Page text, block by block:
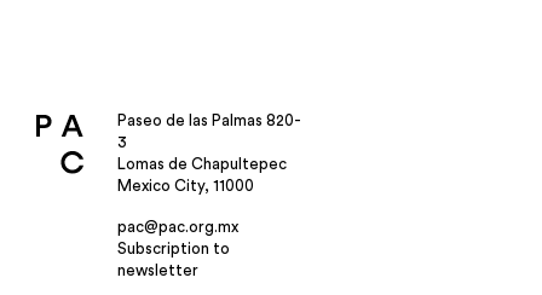
Paseo de las Palmas 820-
3
Lomas de Chapultepec
Mexico City, 11000
pac@pac.org.mx
Subscription to
newsletter